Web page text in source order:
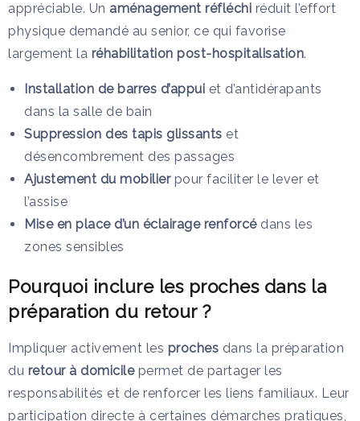
appréciable. Un aménagement réfléchi réduit l’effort
physique demandé au senior, ce qui favorise
largement la réhabilitation post-hospitalisation.
Installation de barres d’appui et d’antidérapants
dans la salle de bain
Suppression des tapis glissants et
désencombrement des passages
Ajustement du mobilierpour faciliter le lever et
l’assise
Mise en place d’un éclairage renforcédans les
zones sensibles
Pourquoi inclure les proches dans la
préparation du retour ?
Impliquer activement les proches dans la préparation
du retour à domicilepermet de partager les
responsabilités et de renforcer les liens familiaux. Leur
participation directe à certaines démarches pratiques,